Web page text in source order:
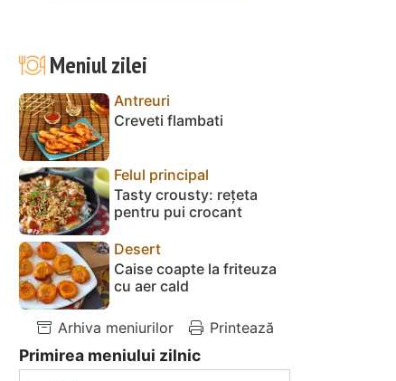
Meniul zilei
Antreuri
Creveti flambati
Felul principal
Tasty crousty: rețeta
pentru pui crocant
Desert
Caise coapte la friteuza
cu aer cald
Arhiva meniurilor Printează
Primirea meniului zilnic